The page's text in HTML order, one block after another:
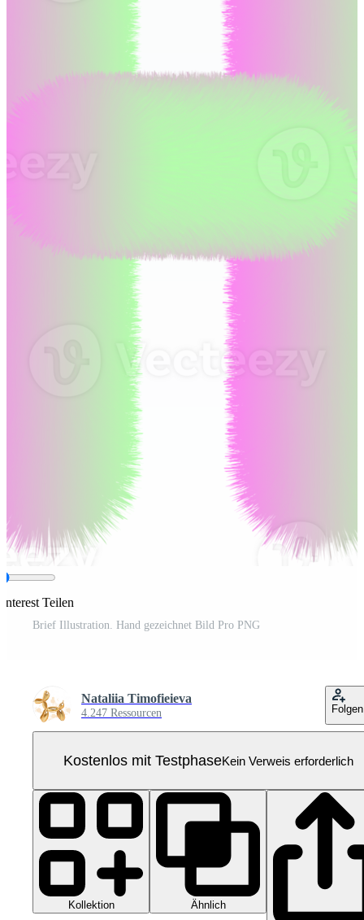
Teilen
Brief Illustration. Hand gezeichnet Bild Pro PNG
Nataliia Timofieieva
4.247 Ressourcen Folgen
Kostenlos mit TestphaseKein Verweis erforderlich
Kollektion Ähnlich